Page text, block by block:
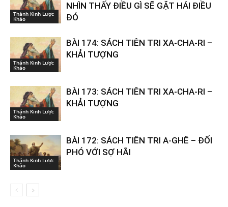
Thánh Kinh Lược
Khảo
NHÌN THẤY ĐIỀU GÌ SẼ GẶT HÁI ĐIỀU
ĐÓ
Thánh Kinh Lược
Khảo
BÀI 174: SÁCH TIÊN TRI XA-CHA-RI –
KHẢI TƯỢNG
Thánh Kinh Lược
Khảo
BÀI 173: SÁCH TIÊN TRI XA-CHA-RI –
KHẢI TƯỢNG
Thánh Kinh Lược
Khảo
BÀI 172: SÁCH TIÊN TRI A-GHÊ – ĐỐI
PHÓ VỚI SỢ HÃI